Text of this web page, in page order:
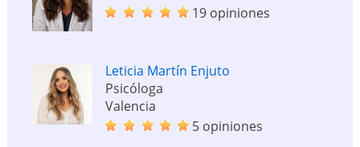
19 opiniones
Leticia Martín Enjuto
Psicóloga
Valencia
5 opiniones